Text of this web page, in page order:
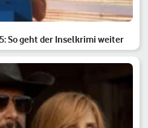
So geht der Inselkrimi weiter